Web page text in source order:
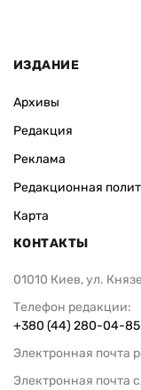
ИЗДАНИЕ
Архивы
Редакция
Реклама
Редакционная
Карта
КОНТАКТЫ
01010 Киев, ул.
Телефон редакции:
+380 (44) 280-04-85
Электронная почта
Электронная почта